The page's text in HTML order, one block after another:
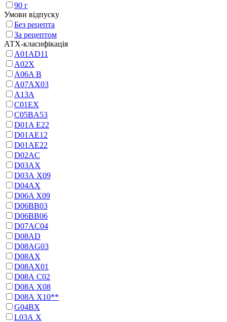
90 г
Умови відпуску
Без рецепта
За рецептом
АТХ-класифікація
A01AD11
A02X
A06A В
A07AX03
A13A
C01EX
C05BA53
D01A E22
D01AE12
D01AE22
D02AC
D03AX
D03A X09
D04AX
D06A X09
D06BB03
D06BB06
D07AC04
D08AD
D08AG03
D08AX
D08AX01
D08А С02
D08А Х08
D08А Х10**
G04BX
L03А Х